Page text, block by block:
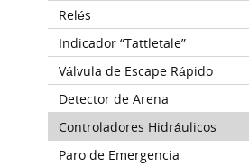
Relés
Indicador “Tattletale”
Válvula de Escape Rápido
Detector de Arena
Controladores Hidráulicos
Paro de Emergencia